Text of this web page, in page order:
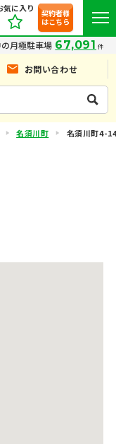
気に入り
契約者様
はこちら
月極駐車場 67,091 件
お問い合わせ
名須川町 名須川町4-